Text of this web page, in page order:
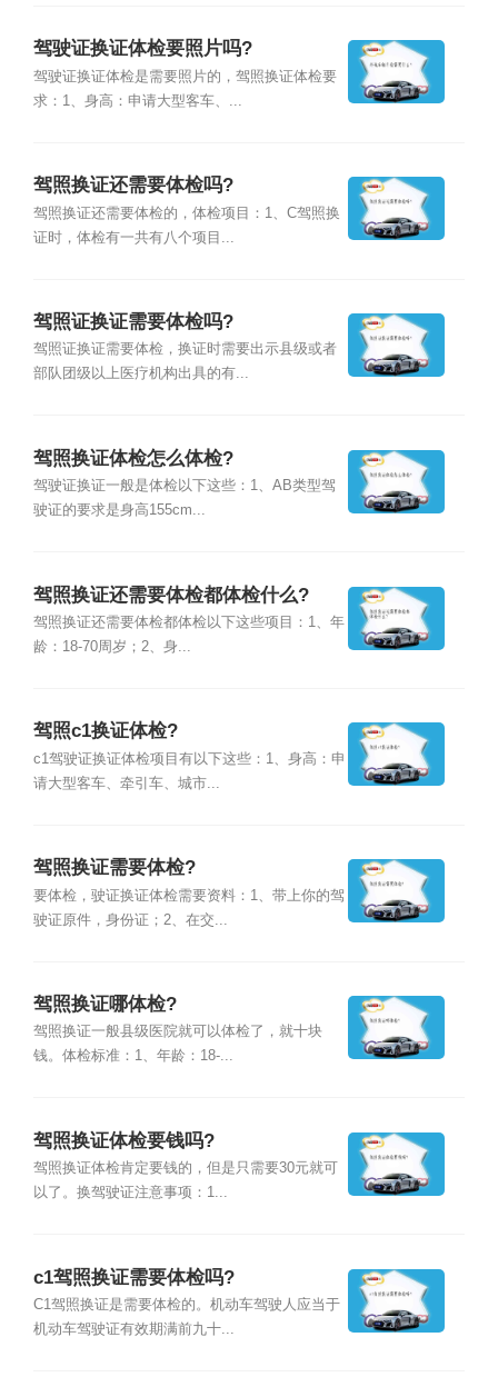
驾驶证换证体检要照片吗?
驾驶证换证体检是需要照片的，驾照换证体检要
求：1、身高：申请大型客车、...
驾照换证还需要体检吗?
驾照换证还需要体检的，体检项目：1、C驾照换
证时，体检有一共有八个项目...
驾照证换证需要体检吗?
驾照证换证需要体检，换证时需要出示县级或者
部队团级以上医疗机构出具的有...
驾照换证体检怎么体检?
驾驶证换证一般是体检以下这些：1、AB类型驾
驶证的要求是身高155cm...
驾照换证还需要体检都体检什么?
驾照换证还需要体检都体检以下这些项目：1、年
龄：18-70周岁；2、身...
驾照c1换证体检?
c1驾驶证换证体检项目有以下这些：1、身高：申
请大型客车、牵引车、城市...
驾照换证需要体检?
要体检，驶证换证体检需要资料：1、带上你的驾
驶证原件，身份证；2、在交...
驾照换证哪体检?
驾照换证一般县级医院就可以体检了，就十块
钱。体检标准：1、年龄：18-...
驾照换证体检要钱吗?
驾照换证体检肯定要钱的，但是只需要30元就可
以了。换驾驶证注意事项：1...
c1驾照换证需要体检吗?
C1驾照换证是需要体检的。机动车驾驶人应当于
机动车驾驶证有效期满前九十...